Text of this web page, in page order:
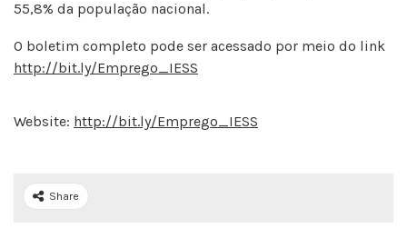
55,8% da população nacional.
O boletim completo pode ser acessado por meio do link
http://bit.ly/Emprego_IESS
Website: http://bit.ly/Emprego_IESS
Share